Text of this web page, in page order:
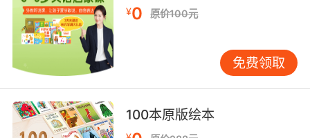
第三步，教师可以在课堂上融入相关的游戏环
节，例如通过课前预习让学生对课堂上老师的演
示进行单词竞猜游戏；也可让孩子对单词的发音
继续猜读，大胆表达自己的猜想，从中教育孩子
规范的发音。对于低年级的孩子教师可通过例如
“送苹果宝宝回家”的小游戏让每一个接到苹果的
学生说出一个与苹果相关的单词，并播放相关的
英文儿歌《apple red apple round》对孩子进行
¥0 原价100元
免费领取
100本原版绘本